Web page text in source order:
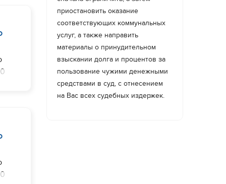
приостановить оказание
соответствующих коммунальных
услуг, а также направить
материалы о принудительном
взыскании долга и процентов за
пользование чужими денежными
средствами в суд, с отнесением
на Вас всех судебных издержек.